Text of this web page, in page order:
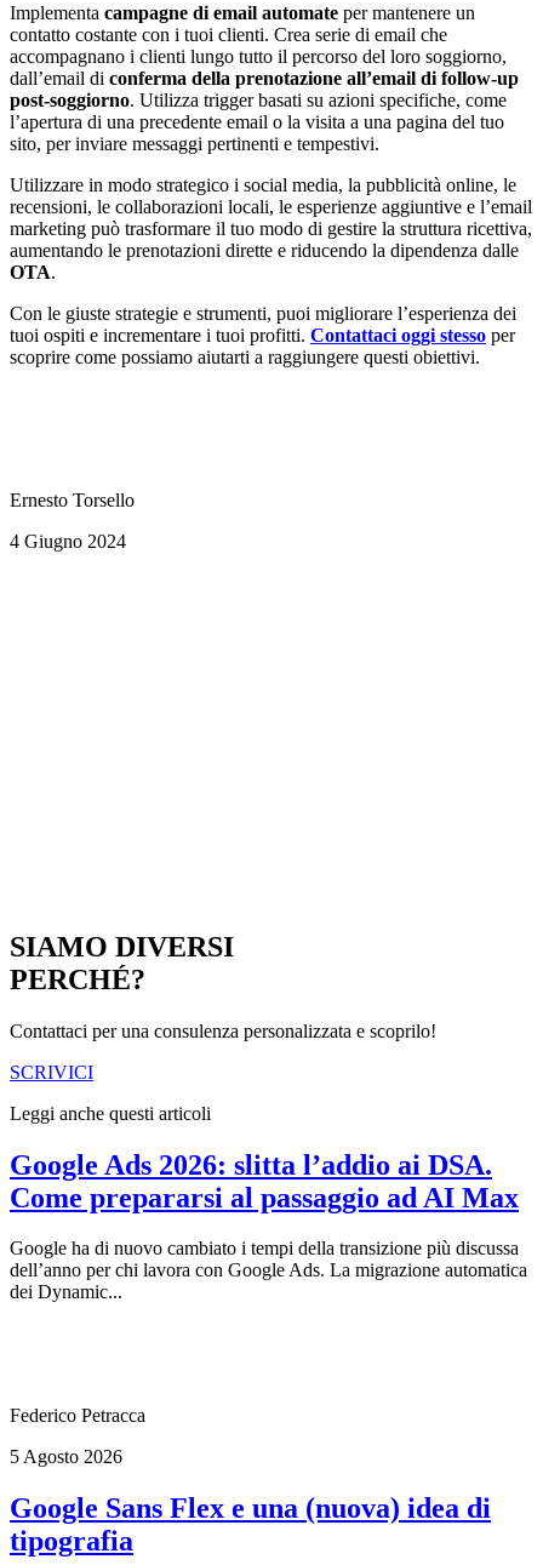
Implementa campagne di email automate per mantenere un
contatto costante con i tuoi clienti. Crea serie di email che
accompagnano i clienti lungo tutto il percorso del loro soggiorno,
dall’email di conferma della prenotazione all’email di follow-up
post-soggiorno. Utilizza trigger basati su azioni specifiche, come
l’apertura di una precedente email o la visita a una pagina del tuo
sito, per inviare messaggi pertinenti e tempestivi.
Utilizzare in modo strategico i social media, la pubblicità online, le
recensioni, le collaborazioni locali, le esperienze aggiuntive e l’email
marketing può trasformare il tuo modo di gestire la struttura ricettiva,
aumentando le prenotazioni dirette e riducendo la dipendenza dalle
OTA.
Con le giuste strategie e strumenti, puoi migliorare l’esperienza dei
tuoi ospiti e incrementare i tuoi profitti. Contattaci oggi stesso per
scoprire come possiamo aiutarti a raggiungere questi obiettivi.
Ernesto Torsello
4 Giugno 2024
SIAMO DIVERSI
PERCHÉ?
Contattaci per una consulenza personalizzata e scoprilo!
SCRIVICI
Leggi anche questi articoli
Google Ads 2026: slitta l’addio ai DSA.
Come prepararsi al passaggio ad AI Max
Google ha di nuovo cambiato i tempi della transizione più discussa
dell’anno per chi lavora con Google Ads. La migrazione automatica
dei Dynamic...
Federico Petracca
5 Agosto 2026
Google Sans Flex e una (nuova) idea di
tipografia